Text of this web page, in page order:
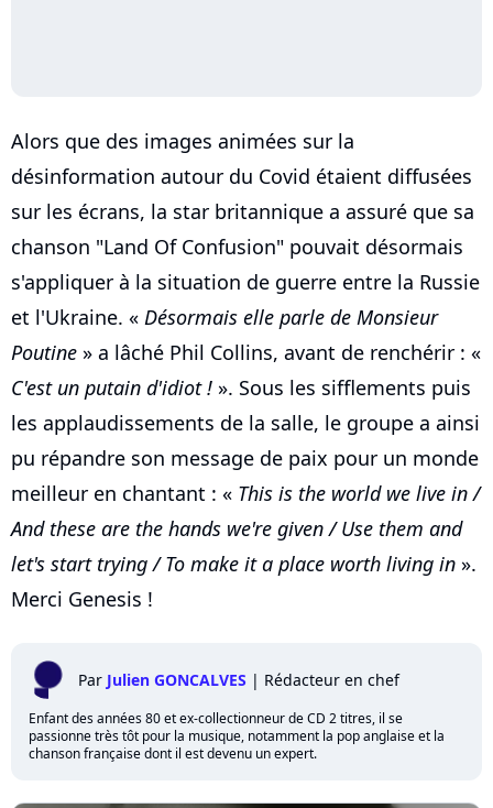
Alors que des images animées sur la
désinformation autour du Covid étaient diffusées
sur les écrans, la star britannique a assuré que sa
chanson "Land Of Confusion" pouvait désormais
s'appliquer à la situation de guerre entre la Russie
et l'Ukraine. « Désormais elle parle de Monsieur
Poutine » a lâché Phil Collins, avant de renchérir : «
C'est un putain d'idiot ! ». Sous les sifflements puis
les applaudissements de la salle, le groupe a ainsi
pu répandre son message de paix pour un monde
meilleur en chantant : « This is the world we live in /
And these are the hands we're given / Use them and
let's start trying / To make it a place worth living in ».
Merci Genesis !
Par Julien GONCALVES | Rédacteur en chef
Enfant des années 80 et ex-collectionneur de CD 2 titres, il se
passionne très tôt pour la musique, notamment la pop anglaise et la
chanson française dont il est devenu un expert.